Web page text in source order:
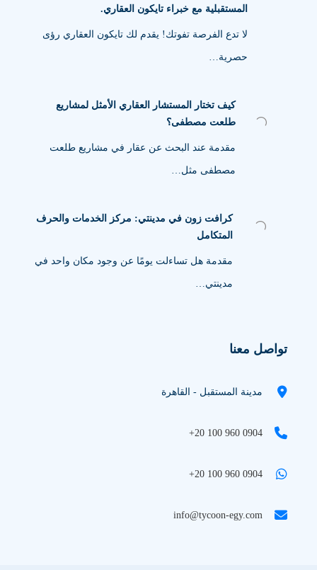
المستقبلية مع خبراء تايكون العقاري.
لا تدع الفرصة تفوتك! يقدم لك تايكون العقاري رؤى
حصرية…
كيف تختار المستشار العقاري الأمثل لمشاريع
طلعت مصطفى؟
مقدمة عند البحث عن عقار في مشاريع طلعت
مصطفى مثل…
كرافت زون في مدينتي: مركز الخدمات والحرف
المتكامل
مقدمة هل تساءلت يومًا عن وجود مكان واحد في
مدينتي…
تواصل معنا
مدينة المستقبل - القاهرة
+20 100 960 0904
+20 100 960 0904
info@tycoon-egy.com